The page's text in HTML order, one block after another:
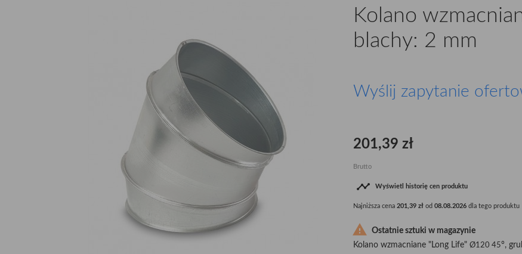
Kolano
blachy: 2 mm
Wyślij zapytanie
201,39 zł
Brutto
 Wyświetl historię cen produktu
Najniższa cena 201,39 zł od 08.08.2026 dla tego produktu

Ostatnie sztuki w magazynie
Kolano wzmacniane "Long Life" Ø120 45°,